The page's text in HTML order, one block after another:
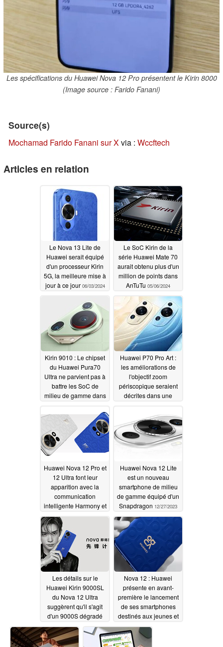
Les spécifications du Huawei Nova 12 Pro présentent le Kirin 8000
(Image source : Farido Fanani)
Source(s)
Mochamad Farido Fanani sur Xvia : Wccftech
Articles en relation
Le Nova 13 Lite de
Huawei serait équipé
d'un processeur Kirin
5G, la meilleure mise à
jour à ce jour 06/03/2024
Le SoC Kirin de la
série Huawei Mate 70
aurait obtenu plus d'un
million de points dans
AnTuTu 05/06/2024
Kirin 9010 : Le chipset
du Huawei Pura70
Ultra ne parvient pas à
battre les SoC de
milieu de gamme dans
04/22/2024
Huawei P70 Pro Art :
les améliorations de
l'objectif zoom
périscopique seraient
décrites dans une
Huawei Nova 12 Pro et
12 Ultra font leur
apparition avec la
communication
intelligente Harmony et
un appareil photo à
ouverture variable de
50 Mpx12/27/2023
Huawei Nova 12 Lite
est un nouveau
smartphone de milieu
de gamme équipé d'un
Snapdragon 12/27/2023
Les détails sur le
Huawei Kirin 9000SL
du Nova 12 Ultra
suggèrent qu'il s'agit
d'un 9000S dégradé
12/26/2023
Nova 12 : Huawei
présente en avant-
première le lancement
de ses smartphones
destinés aux jeunes et
les améliorations
apportées à l'appareil
photo